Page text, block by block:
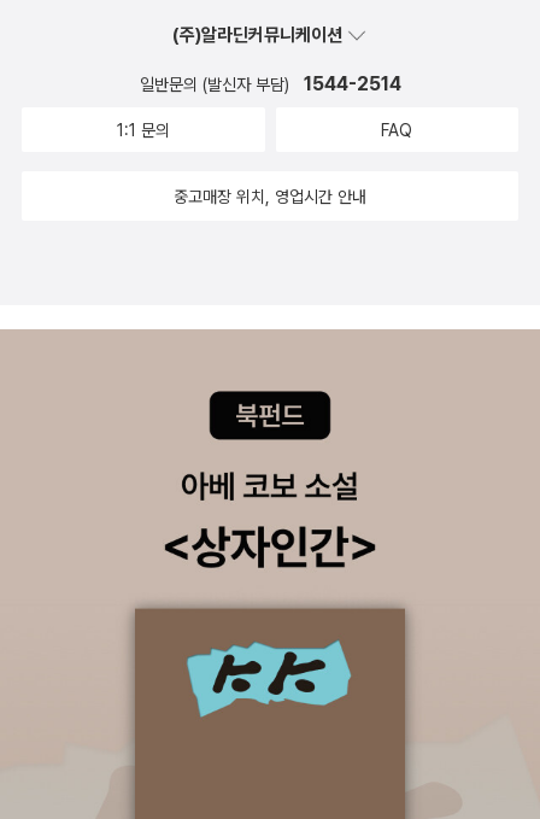
(주)알라딘커뮤니케이션
일반문의 (발신자 부담) 1544-2514
1:1 문의 FAQ
중고매장 위치, 영업시간 안내